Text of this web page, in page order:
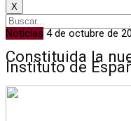
X
Noticias 4 de octubre de
Constituida la
Instituto de